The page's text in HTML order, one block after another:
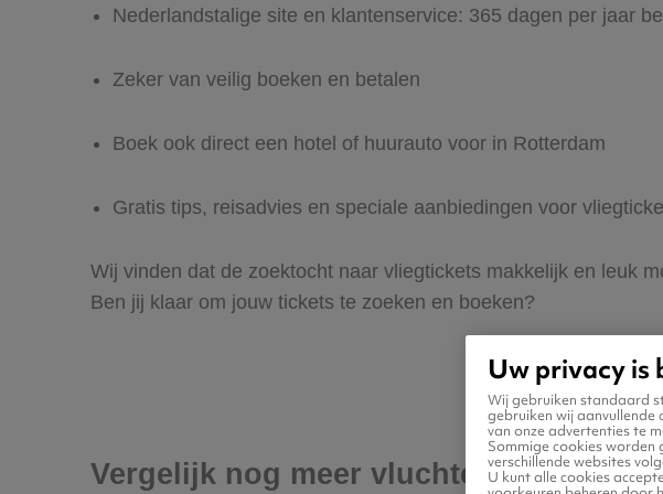
Nederlandstalige site en klantenservice: 365 dagen per jaar
Zeker van veilig boeken en betalen
Boek ook direct een hotel of huurauto voor in Rotterdam
Gratis tips, reisadvies en speciale aanbiedingen voor
Wij vinden dat de zoektocht naar vliegtickets makkelijk en leuk
Ben jij klaar om jouw tickets te zoeken en boeken?
Vergelijk nog meer vluchten naar
Uw privacy is
Wij gebruiken standaard
gebruiken wij aanvullende
van onze advertenties te
Sommige cookies
verschillende websites
U kunt alle cookies